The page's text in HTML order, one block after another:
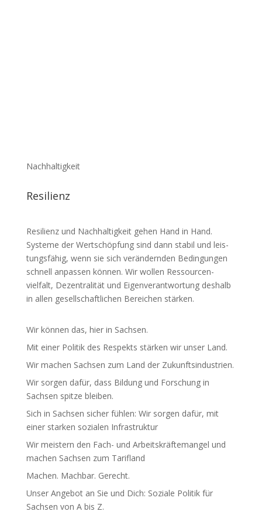
Nachhaltigkeit
Resi­lienz
Resi­lienz und Nach­hal­tigkeit gehen Hand in Hand.
Systeme der Wert­schöpfung sind dann stabil und leis­
tungs­fähig, wenn sie sich verän­dernden Bedin­gungen
schnell anpassen können. Wir wollen Ressour­cen­
vielfalt, Dezen­tra­lität und Eigen­ver­ant­wortung deshalb
in allen gesell­schaft­lichen Bereichen stärken.
Wir können das, hier in Sachsen.
Mit einer Politik des Respekts stärken wir unser Land.
Wir machen Sachsen zum Land der Zukunfts­in­dus­trien.
Wir sorgen dafür, dass Bildung und Forschung in
Sachsen spitze bleiben.
Sich in Sachsen sicher fühlen: Wir sorgen dafür, mit
einer starken sozialen Infra­struktur
Wir meistern den Fach- und Arbeits­kräf­te­mangel und
machen Sachsen zum Tarifland
Machen. Machbar. Gerecht.
Unser Angebot an Sie und Dich: Soziale Politik für
Sachsen von A bis Z.